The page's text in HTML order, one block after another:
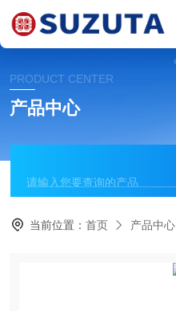
PRODUCT CENTER
产品中心
当前位置：首页 产品中心